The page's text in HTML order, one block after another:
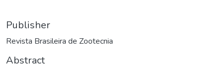
Publisher
Revista Brasileira de Zootecnia
Abstract